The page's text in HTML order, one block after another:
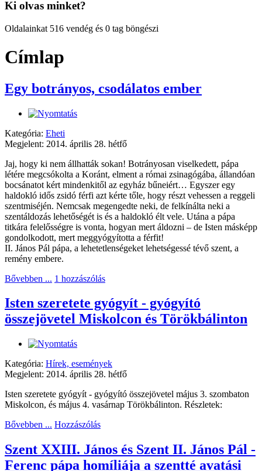
Ki olvas minket?
Oldalainkat 516 vendég és 0 tag böngészi
Címlap
Egy botrányos, csodálatos ember
Kategória: Eheti
Megjelent: 2014. április 28. hétfő
Jaj, hogy ki nem állhatták sokan! Botrányosan viselkedett, pápa
létére megcsókolta a Koránt, elment a római zsinagógába, állandóan
bocsánatot kért mindenkitől az egyház bűneiért… Egyszer egy
haldokló idős zsidó férfi azt kérte tőle, hogy részt vehessen a reggeli
szentmiséjén. Nemcsak megengedte neki, de felkínálta neki a
szentáldozás lehetőségét is és a haldokló élt vele. Utána a pápa
titkára felelősségre is vonta, hogyan mert áldozni – de Isten másképp
gondolkodott, mert meggyógyította a férfit!
II. János Pál pápa, a lehetetlenségeket lehetségessé tévő szent, a
remény embere.
Bővebben ... 1 hozzászólás
Isten szeretete gyógyít - gyógyító
összejövetel Miskolcon és Törökbálinton
Kategória: Hírek, események
Megjelent: 2014. április 28. hétfő
Isten szeretete gyógyít - gyógyító összejövetel május 3. szombaton
Miskolcon, és május 4. vasárnap Törökbálinton. Részletek:
Bővebben ... Hozzászólás
Szent XXIII. János és Szent II. János Pál -
Ferenc pápa homíliája a szentté avatási